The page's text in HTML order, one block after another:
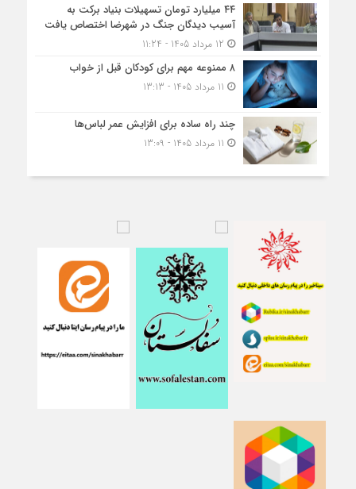
۴۴ میلیارد تومان تسهیلات بنیاد برکت به
آسیب دیدگان جنگ در شهرضا اختصاص یافت
۸ ممنوعه مهم برای کودکان قبل از خواب
چند راه ساده برای افزایش عمر لباس‌ها